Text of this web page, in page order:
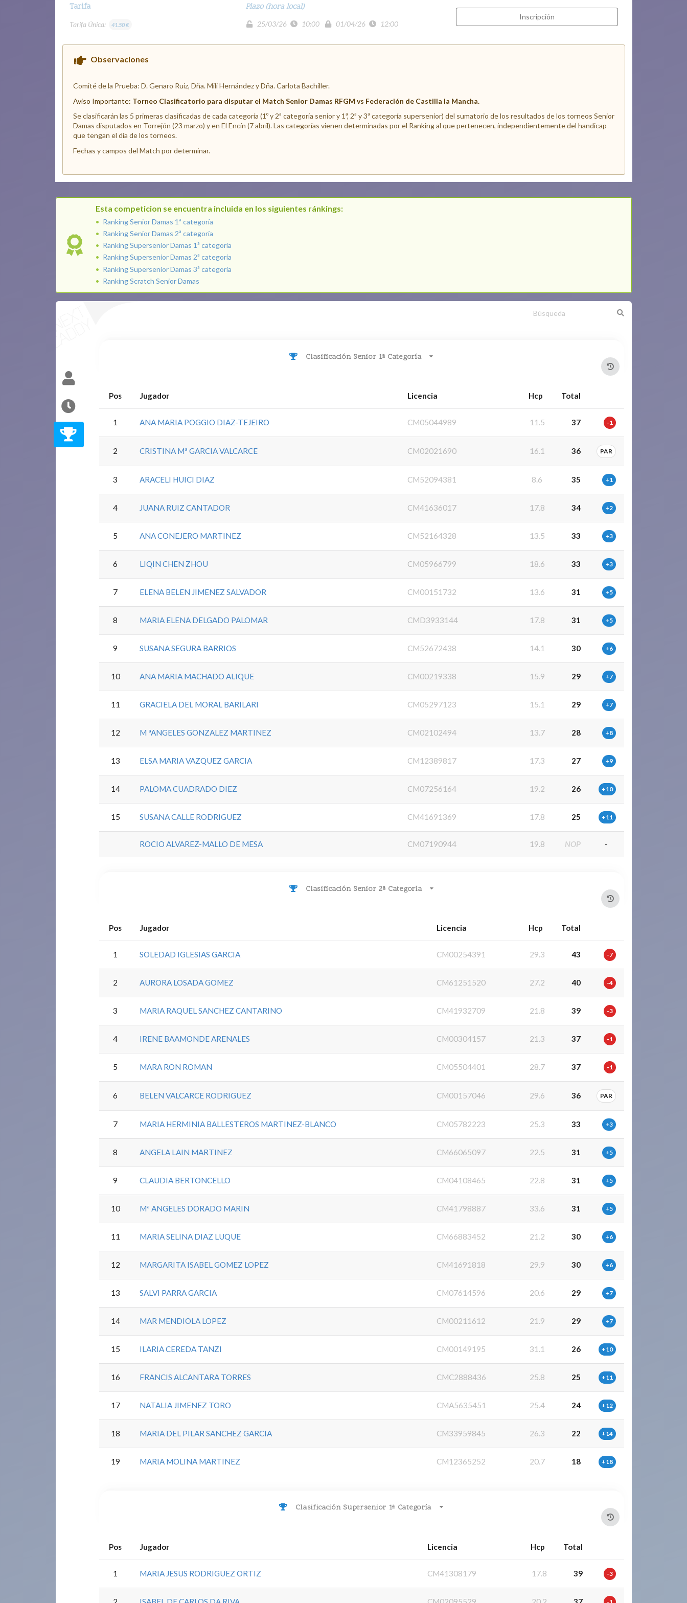
Tarifa
Tarifa Única: 41.50 €
Plazo (hora local)
25/03/26 10:00 01/04/26 12:00
Inscripción
Observaciones
Comité de la Prueba: D. Genaro Ruiz, Dña. Mili Hernández y Dña. Carlota Bachiller.
Aviso Importante: Torneo Clasificatorio para disputar el Match Senior Damas RFGM vs Federación de Castilla la Mancha.
Se clasificarán las 5 primeras clasificadas de cada categoría (1º y 2ª categoría senior y 1ª, 2ª y 3ª categoría supersenior) del sumatorio de los resultados de los torneos Senior
Damas disputados en Torrejón (23 marzo) y en El Encín (7 abril). Las categorías vienen determinadas por el Ranking al que pertenecen, independientemente del handicap
que tengan el día de los torneos.
Fechas y campos del Match por determinar.
Esta competicion se encuentra incluida en los siguientes ránkings:
Ranking Senior Damas 1ª categoría
Ranking Senior Damas 2ª categoría
Ranking Supersenior Damas 1ª categoría
Ranking Supersenior Damas 2ª categoría
Ranking Supersenior Damas 3ª categoría
Ranking Scratch Senior Damas
Clasificación Senior 1ª Categoría
Pos Jugador Licencia Hcp Total
1 ANA MARIA POGGIO DIAZ-TEJEIRO CM05044989 11.5 37 -1
2 CRISTINA Mª GARCIA VALCARCE CM02021690 16.1 36 PAR
3 ARACELI HUICI DIAZ CM52094381 8.6 35 +1
4 JUANA RUIZ CANTADOR CM41636017 17.8 34 +2
5 ANA CONEJERO MARTINEZ CM52164328 13.5 33 +3
6 LIQIN CHEN ZHOU CM05966799 18.6 33 +3
7 ELENA BELEN JIMENEZ SALVADOR CM00151732 13.6 31 +5
8 MARIA ELENA DELGADO PALOMAR CMD3933144 17.8 31 +5
9 SUSANA SEGURA BARRIOS CM52672438 14.1 30 +6
10 ANA MARIA MACHADO ALIQUE CM00219338 15.9 29 +7
11 GRACIELA DEL MORAL BARILARI CM05297123 15.1 29 +7
12 M ªANGELES GONZALEZ MARTINEZ CM02102494 13.7 28 +8
13 ELSA MARIA VAZQUEZ GARCIA CM12389817 17.3 27 +9
14 PALOMA CUADRADO DIEZ CM07256164 19.2 26 +10
15 SUSANA CALLE RODRIGUEZ CM41691369 17.8 25 +11
ROCIO ALVAREZ-MALLO DE MESA CM07190944 19.8 NOP -
Clasificación Senior 2ª Categoría
Pos Jugador Licencia Hcp Total
1 SOLEDAD IGLESIAS GARCIA CM00254391 29.3 43 -7
2 AURORA LOSADA GOMEZ CM61251520 27.2 40 -4
3 MARIA RAQUEL SANCHEZ CANTARINO CM41932709 21.8 39 -3
4 IRENE BAAMONDE ARENALES CM00304157 21.3 37 -1
5 MARA RON ROMAN CM05504401 28.7 37 -1
6 BELEN VALCARCE RODRIGUEZ CM00157046 29.6 36 PAR
7 MARIA HERMINIA BALLESTEROS MARTINEZ-BLANCO CM05782223 25.3 33 +3
8 ANGELA LAIN MARTINEZ CM66065097 22.5 31 +5
9 CLAUDIA BERTONCELLO CM04108465 22.8 31 +5
10 Mª ANGELES DORADO MARIN CM41798887 33.6 31 +5
11 MARIA SELINA DIAZ LUQUE CM66883452 21.2 30 +6
12 MARGARITA ISABEL GOMEZ LOPEZ CM41691818 29.9 30 +6
13 SALVI PARRA GARCIA CM07614596 20.6 29 +7
14 MAR MENDIOLA LOPEZ CM00211612 21.9 29 +7
15 ILARIA CEREDA TANZI CM00149195 31.1 26 +10
16 FRANCIS ALCANTARA TORRES CMC2888436 25.8 25 +11
17 NATALIA JIMENEZ TORO CMA5635451 25.4 24 +12
18 MARIA DEL PILAR SANCHEZ GARCIA CM33959845 26.3 22 +14
19 MARIA MOLINA MARTINEZ CM12365252 20.7 18 +18
Clasificación Supersenior 1ª Categoría
Pos Jugador Licencia Hcp Total
1 MARIA JESUS RODRIGUEZ ORTIZ CM41308179 17.8 39 -3